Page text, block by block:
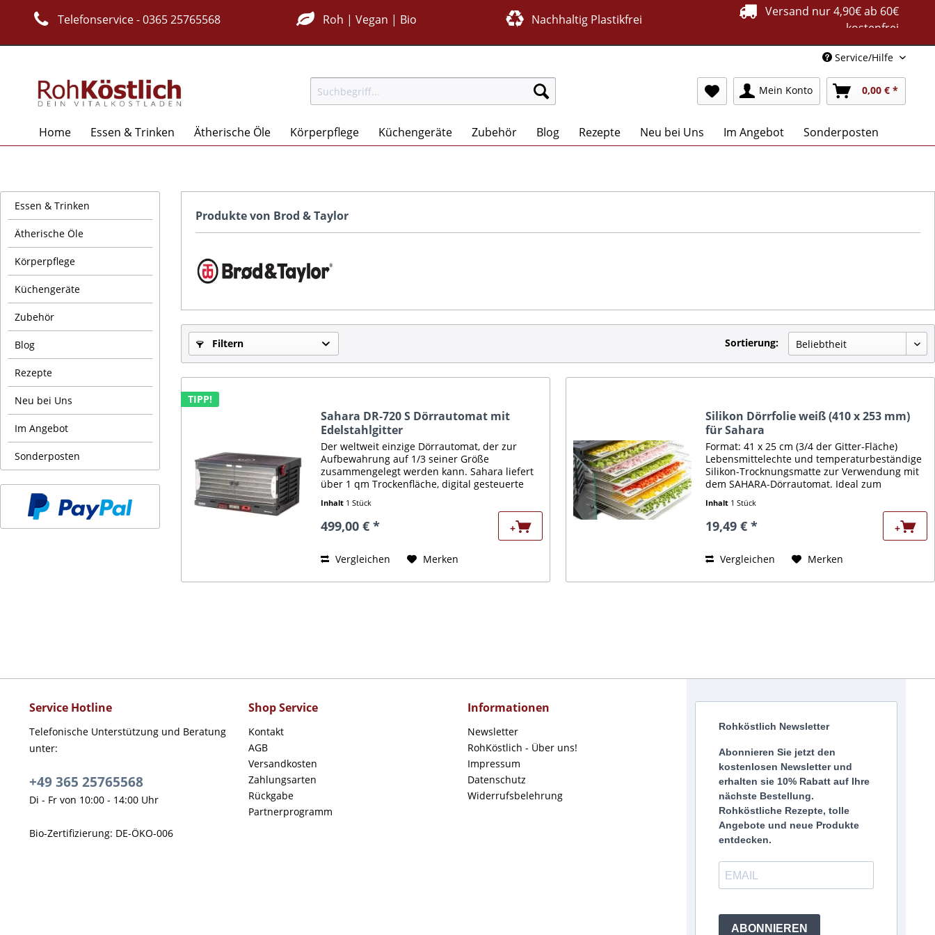
Telefonservice - 0365 25765568 Roh | Vegan | Bio Nachhaltig Plastikfrei
Versand nur 4,90€ ab 60€
kostenfrei
Service/Hilfe
Mein Konto 0,00 € *
Home Essen & Trinken Ätherische Öle Körperpflege Küchengeräte Zubehör Blog Rezepte Neu bei Uns Im Angebot Sonderposten
Essen & Trinken
Ätherische Öle
Körperpflege
Küchengeräte
Zubehör
Blog
Rezepte
Neu bei Uns
Im Angebot
Sonderposten
Produkte von Brod & Taylor
Filtern Sortierung:
TIPP!
Sahara DR-720 S Dörrautomat mit
Edelstahlgitter
Der weltweit einzige Dörrautomat, der zur
Aufbewahrung auf 1/3 seiner Größe
zusammengelegt werden kann. Sahara liefert
über 1 qm Trockenfläche, digital gesteuerte
hocheffizienten Umluftstrom,...
Inhalt 1 Stück
499,00 € * +
Vergleichen Merken
Silikon Dörrfolie weiß (410 x 253 mm)
für Sahara
Format: 41 x 25 cm (3/4 der Gitter-Fläche)
Lebensmittelechte und temperaturbeständige
Silikon-Trocknungsmatte zur Verwendung mit
dem SAHARA-Dörrautomat. Ideal zum
klebrige Lebensmittel oder...
Inhalt 1 Stück
19,49 € * +
Vergleichen Merken
Service Hotline
Telefonische Unterstützung und Beratung
unter:
+49 365 25765568
Di - Fr von 10:00 - 14:00 Uhr
Bio-Zertifizierung: DE-ÖKO-006
Shop Service
Kontakt
AGB
Versandkosten
Zahlungsarten
Rückgabe
Partnerprogramm
Informationen
Newsletter
RohKöstlich - Über uns!
Impressum
Datenschutz
Widerrufsbelehrung
Rohköstlich Newsletter
Abonnieren Sie jetzt den
kostenlosen Newsletter und
erhalten sie 10% Rabatt auf Ihre
nächste Bestellung.
Rohköstliche Rezepte, tolle
Angebote und neue Produkte
entdecken.
ABONNIEREN